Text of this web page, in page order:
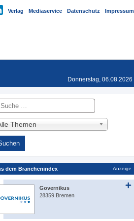
Verlag Mediaservice Datenschutz Impressum
Donnerstag, 06.08.2026
Themen
dem Branchenindex Anzeige
Governikus
28359 Bremen